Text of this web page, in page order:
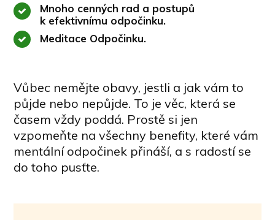
Mnoho cenných rad a postupů
k efektivnímu odpočinku.
Meditace Odpočinku.
Vůbec nemějte obavy, jestli a jak vám to
půjde nebo nepůjde. To je věc, která se
časem vždy poddá. Prostě si jen
vzpomeňte na všechny benefity, které vám
mentální odpočinek přináší, a s radostí se
do toho pusťte.